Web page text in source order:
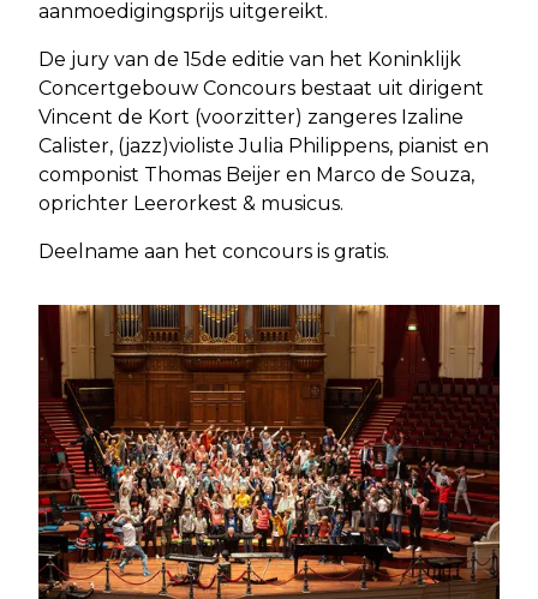
aanmoedigingsprijs uitgereikt.
De jury van de 15de editie van het Koninklijk
Concertgebouw Concours bestaat uit dirigent
Vincent de Kort (voorzitter) zangeres Izaline
Calister, (jazz)violiste Julia Philippens, pianist en
componist Thomas Beijer en Marco de Souza,
oprichter Leerorkest & musicus.
Deelname aan het concours is gratis.